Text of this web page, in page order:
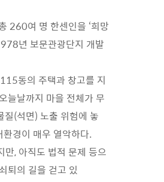
260여 명 한센인을 ‘희망
년 보문관광단지 개발
동의 주택과 창고를 지
늘날까지 마을 전체가 무
(석면) 노출 위험에 놓
경이 매우 열악하다.
, 아직도 법적 문제 등으
퇴의 길을 걷고 있